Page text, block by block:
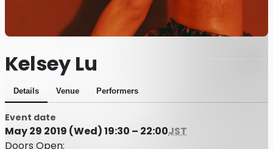
Kelsey Lu
Details Venue Performers
Event date
May 29 2019 (Wed) 19:30 – 22:00JST
Doors Open: